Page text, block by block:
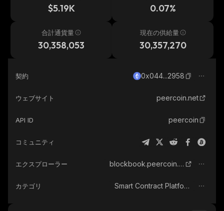
$5.19K 0.07%
合計通貨量
30,358,053
現在の供給量
30,357,270
契約 0x044...2958
ウェブサイト peercoin.net
API ID peercoin
コミュニティ
エクスプローラー blockbook.peercoin.net
カテゴリ Smart Contract Platform